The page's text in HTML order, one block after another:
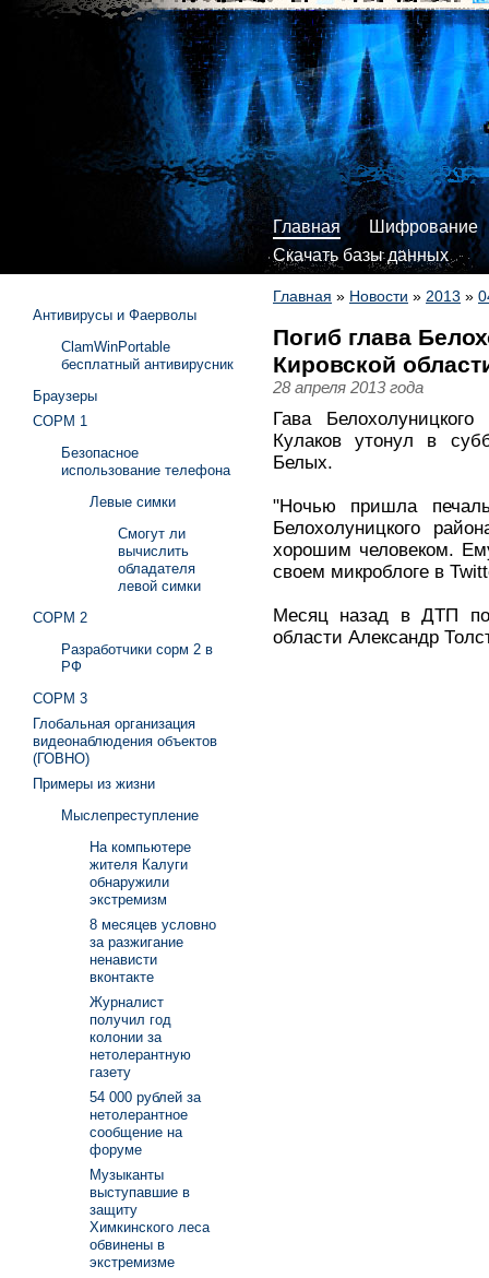
Главная
Шифрование
Скачать базы данных
Главная » Новости » 2013 »
Погиб глава
Кировской
28 апреля 2013 года
Гава
Кулаков утонул в
Белых.
"Ночью пришла
Белохолуницкого
хорошим человеком.
своем микроблоге в
Месяц назад в ДТП
области Александр
Антивирусы и Фаерволы
ClamWinPortable
бесплатный антивирусник
Браузеры
СОРМ 1
Безопасное
использование телефона
Левые симки
Смогут ли
вычислить
обладателя
левой симки
СОРМ 2
Разработчики сорм 2 в
РФ
СОРМ 3
Глобальная организация
видеонаблюдения объектов
(ГОВНО)
Примеры из жизни
Мыслепреступление
На компьютере
жителя Калуги
обнаружили
экстремизм
8 месяцев условно
за разжигание
ненависти
вконтакте
Журналист
получил год
колонии за
нетолерантную
газету
54 000 рублей за
нетолерантное
сообщение на
форуме
Музыканты
выступавшие в
защиту
Химкинского леса
обвинены в
экстремизме